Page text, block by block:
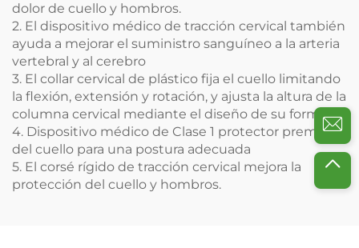
dolor de cuello y hombros.
2. El dispositivo médico de tracción cervical también
ayuda a mejorar el suministro sanguíneo a la arteria
vertebral y al cerebro
3. El collar cervical de plástico fija el cuello limitando
la flexión, extensión y rotación, y ajusta la altura de la
columna cervical mediante el diseño de su forma.
4. Dispositivo médico de Clase 1 protector premium
del cuello para una postura adecuada
5. El corsé rígido de tracción cervical mejora la
protección del cuello y hombros.